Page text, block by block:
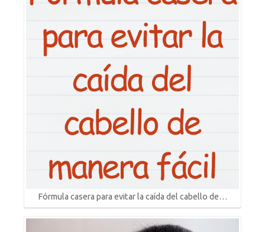
Fórmula casera para evitar la caída del cabello de…